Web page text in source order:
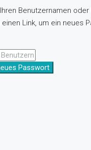
Benutzernamen oder
Link, um ein neues
Passwort